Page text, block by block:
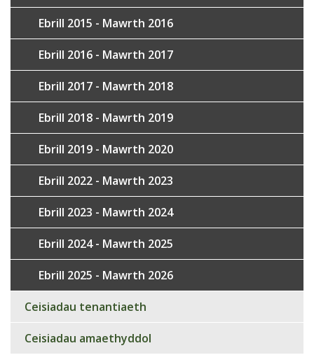
Ebrill 2015 - Mawrth 2016
Ebrill 2016 - Mawrth 2017
Ebrill 2017 - Mawrth 2018
Ebrill 2018 - Mawrth 2019
Ebrill 2019 - Mawrth 2020
Ebrill 2022 - Mawrth 2023
Ebrill 2023 - Mawrth 2024
Ebrill 2024 - Mawrth 2025
Ebrill 2025 - Mawrth 2026
Ceisiadau tenantiaeth
Ceisiadau amaethyddol